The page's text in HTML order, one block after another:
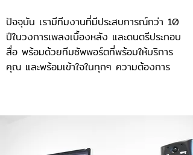
ปัจจุบัน เรามีทีมงานที่มีประสบการณ์กว่า 10
ปีในวงการเพลงเบื้องหลัง และดนตรีประกอบ
สื่อ พร้อมด้วยทีมซัพพอร์ตที่พร้อมให้บริการ
คุณ และพร้อมเข้าใจในทุกๆ ความต้องการ